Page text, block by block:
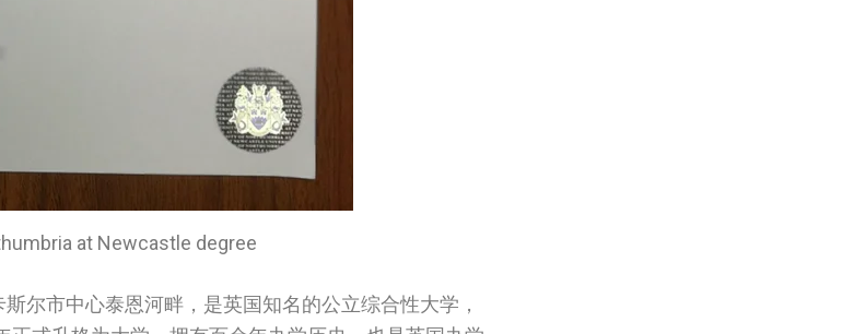
at Newcastle degree
尔市中心泰恩河畔，是英国知名的公立综合性大学，